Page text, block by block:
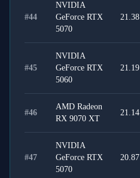
#44
NVIDIA
GeForce RTX
5070
21.38
#45
NVIDIA
GeForce RTX
5060
21.19
#46
AMD Radeon
RX 9070 XT
21.14
#47
NVIDIA
GeForce RTX
5070
20.87